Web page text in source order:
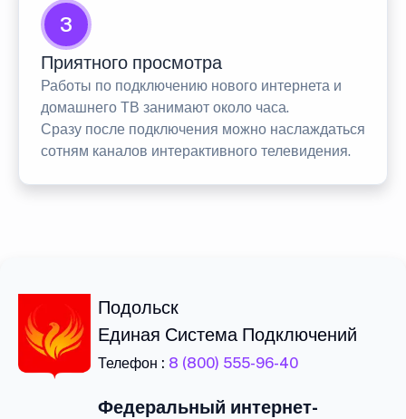
3
Приятного просмотра
Работы по подключению нового интернета и
домашнего ТВ занимают около часа.
Сразу после подключения можно наслаждаться
сотням каналов интерактивного телевидения.
Подольск
Единая Система Подключений
Телефон : 8 (800) 555-96-40
Федеральный интернет-